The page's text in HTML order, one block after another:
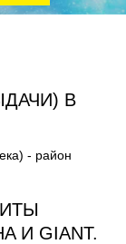
В
- район
И GIANT.